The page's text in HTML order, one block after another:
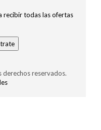
recibir todas las ofertas
reservados.